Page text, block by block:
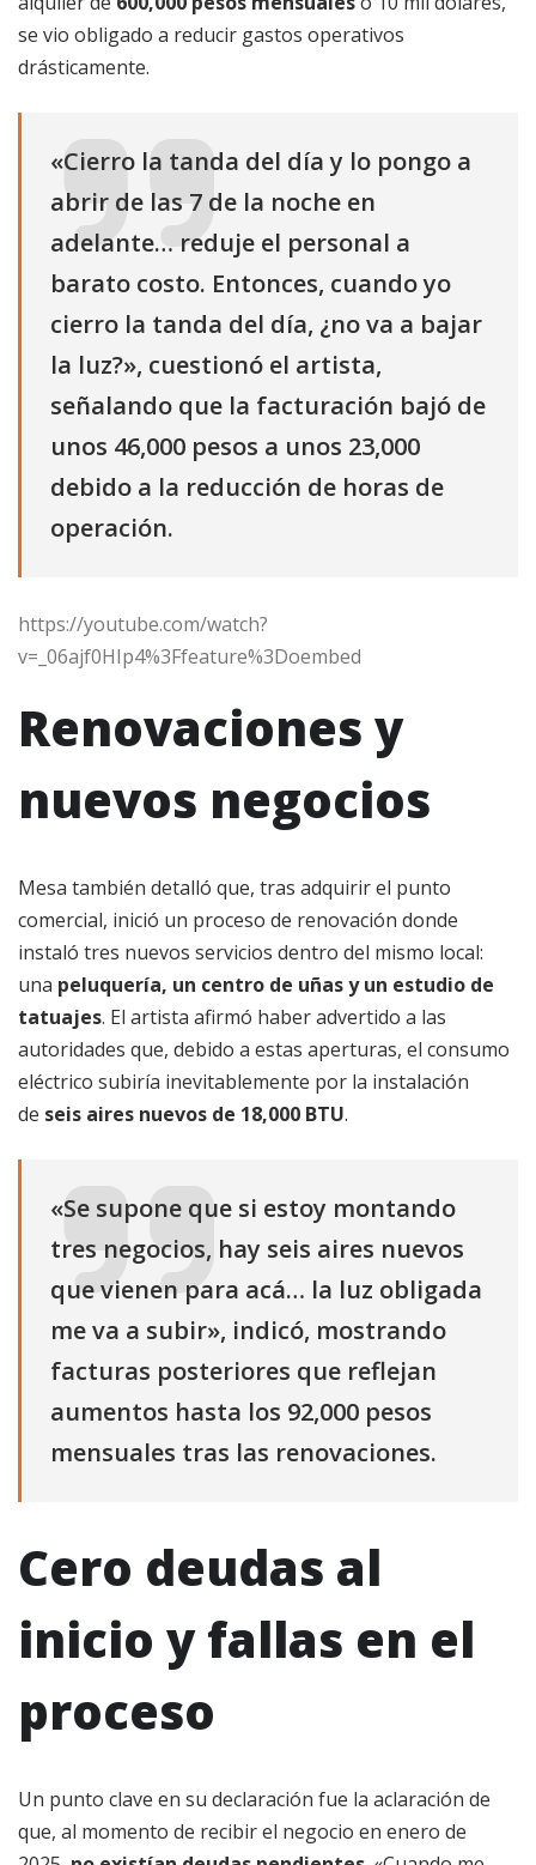
se vio obligado a reducir gastos operativos
drásticamente.
«Cierro la tanda del día y lo pongo a
abrir de las 7 de la noche en
adelante… reduje el personal a
barato costo. Entonces, cuando yo
cierro la tanda del día, ¿no va a bajar
la luz?», cuestionó el artista,
señalando que la facturación bajó de
unos 46,000 pesos a unos 23,000
debido a la reducción de horas de
operación.
https://youtube.com/watch?
v=_06ajf0HIp4%3Ffeature%3Doembed
Renovaciones y
nuevos negocios
Mesa también detalló que, tras adquirir el punto
comercial, inició un proceso de renovación donde
instaló tres nuevos servicios dentro del mismo local:
una peluquería, un centro de uñas y un estudio de
tatuajes. El artista afirmó haber advertido a las
autoridades que, debido a estas aperturas, el consumo
eléctrico subiría inevitablemente por la instalación
de seis aires nuevos de 18,000 BTU.
«Se supone que si estoy montando
tres negocios, hay seis aires nuevos
que vienen para acá… la luz obligada
me va a subir», indicó, mostrando
facturas posteriores que reflejan
aumentos hasta los 92,000 pesos
mensuales tras las renovaciones.
Cero deudas al
inicio y fallas en el
proceso
Un punto clave en su declaración fue la aclaración de
que, al momento de recibir el negocio en enero de